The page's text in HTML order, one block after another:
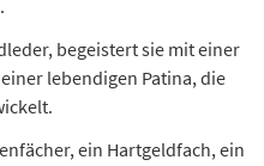
begeistert sie mit einer
lebendigen Patina, die
ein Hartgeldfach, ein